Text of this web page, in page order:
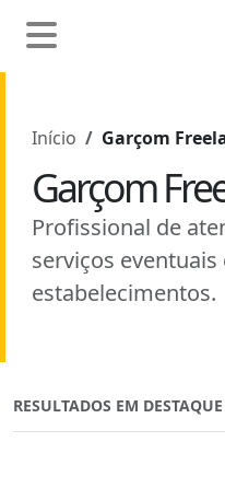
Início Garçom
Garçom
Profissional de
serviços
estabelecimentos.
RESULTADOS EM DESTAQUE